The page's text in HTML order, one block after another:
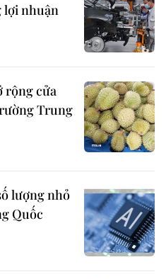
lợi nhuận
rộng cửa
Trung
lượng nhỏ
Quốc